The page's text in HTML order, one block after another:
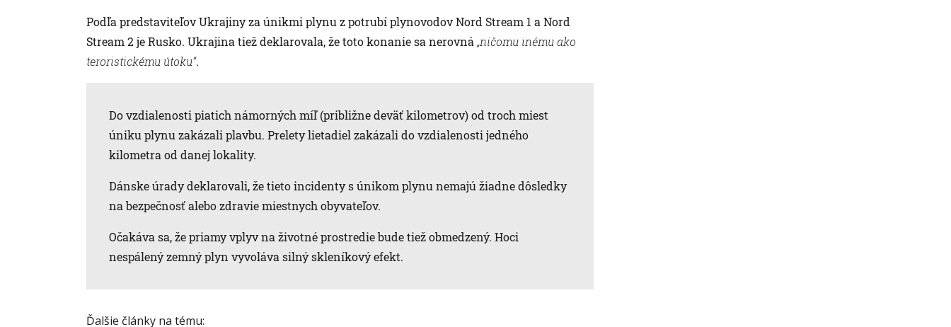
Podľa predstaviteľov Ukrajiny za únikmi plynu z potrubí plynovodov Nord Stream 1 a Nord
Stream 2 je Rusko. Ukrajina tiež deklarovala, že toto konanie sa nerovná „ničomu inému ako
teroristickému útoku“.
Do vzdialenosti piatich námorných míľ (približne deväť kilometrov) od troch miest
úniku plynu zakázali plavbu. Prelety lietadiel zakázali do vzdialenosti jedného
kilometra od danej lokality.
Dánske úrady deklarovali, že tieto incidenty s únikom plynu nemajú žiadne dôsledky
na bezpečnosť alebo zdravie miestnych obyvateľov.
Očakáva sa, že priamy vplyv na životné prostredie bude tiež obmedzený. Hoci
nespálený zemný plyn vyvoláva silný skleníkový efekt.
Ďalšie články na tému: